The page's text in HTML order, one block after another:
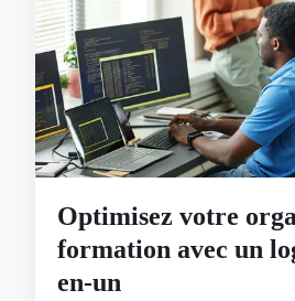
Optimisez votre
formation avec un
en-un